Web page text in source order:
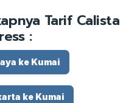
Tarif Calista
:
ke Kumai
ke Kumai